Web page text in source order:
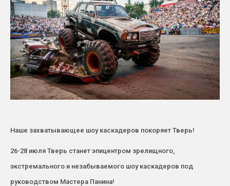
Наше захватывающее шоу каскадеров покоряет Тверь!
26-28 июля Тверь станет эпицентром зрелищного,
экстремального и незабываемого шоу каскадеров под
руководством Мастера Панина!